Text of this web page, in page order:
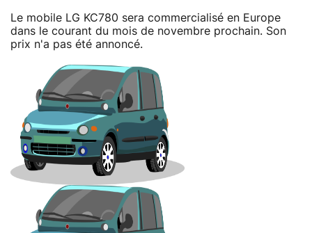
Le mobile LG KC780 sera commercialisé en Europe
dans le courant du mois de novembre prochain. Son
prix n'a pas été annoncé.